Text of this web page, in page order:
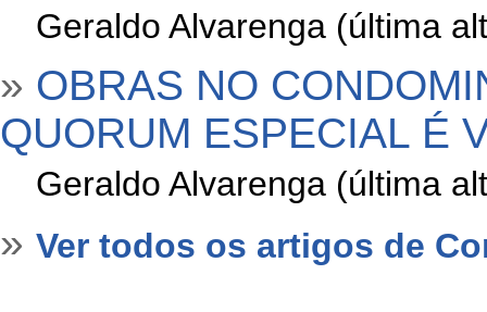
Geraldo Alvarenga (última
» OBRAS NO
QUORUM ESPECIAL É
Geraldo Alvarenga (última
» Ver todos os artigos de